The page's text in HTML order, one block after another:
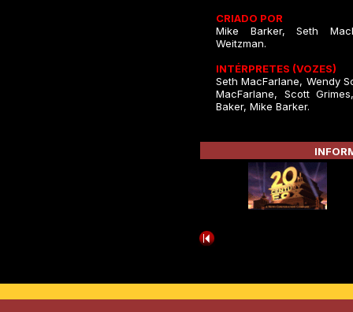
CRIADO POR
Mike Barker, Seth
Weitzman.
INTÉRPRETES (VOZES)
Seth MacFarlane, Wendy
MacFarlane, Scott
Baker, Mike Barker.